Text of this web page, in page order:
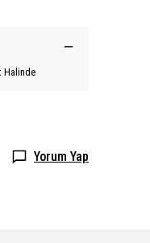
Halinde
Yorum Yap